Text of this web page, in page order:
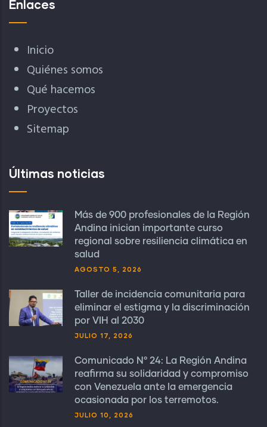
Enlaces
Inicio
Quiénes somos
Qué hacemos
Proyectos
Sitemap
Últimas noticias
Más de 900 profesionales de la Región
Andina inician importante curso
regional sobre resiliencia climática en
salud
AGOSTO 5, 2026
Taller de incidencia comunitaria para
eliminar el estigma y la discriminación
por VIH al 2030
JULIO 17, 2026
Comunicado N° 24: La Región Andina
reafirma su solidaridad y compromiso
con Venezuela ante la emergencia
ocasionada por los terremotos.
JULIO 10, 2026